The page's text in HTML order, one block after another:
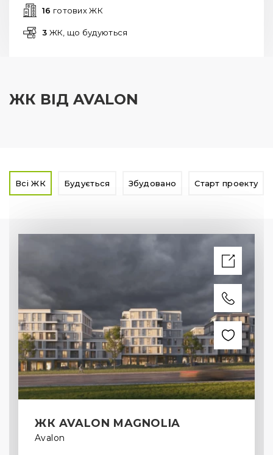
16 готових ЖК
3 ЖК, що будуються
ЖК ВІД AVALON
Всі ЖК Будується Збудовано Старт проекту
ЖК AVALON MAGNOLIA
Avalon